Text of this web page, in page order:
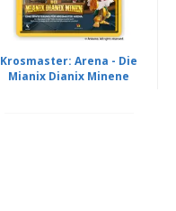
Krosmaster: Arena - Die
Mianix Dianix Minene